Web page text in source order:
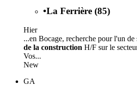
•La Ferrière (85)
Hier
...en Bocage, recherche pour l'un de
de la construction H/F sur le
Vos...
New
GA